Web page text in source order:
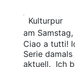
Kulturpur
am
Ciao a tutti!
Serie
aktuell. Ich